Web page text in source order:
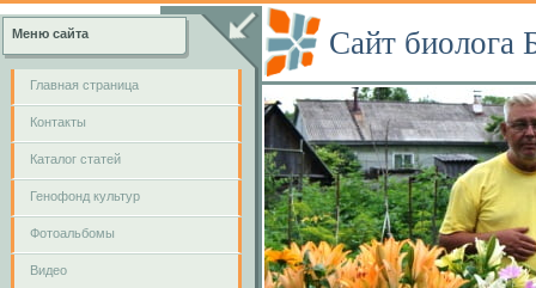
Меню сайта
Главная страница
Контакты
Каталог статей
Генофонд культур
Фотоальбомы
Видео
Сайт биолога